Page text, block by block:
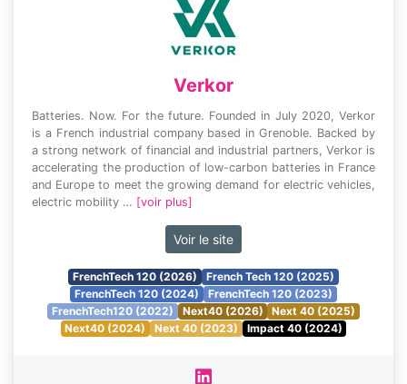
Verkor
Batteries. Now. For the future. Founded in July 2020, Verkor
is a French industrial company based in Grenoble. Backed by
a strong network of financial and industrial partners, Verkor is
accelerating the production of low-carbon batteries in France
and Europe to meet the growing demand for electric vehicles,
electric mobility … [voir plus]
Voir le site
FrenchTech 120 (2026)
French Tech 120 (2025)
FrenchTech 120 (2024)
FrenchTech 120 (2023)
FrenchTech120 (2022)
Next40 (2026)
Next 40 (2025)
Next40 (2024)
Next 40 (2023) Impact 40 (2024)